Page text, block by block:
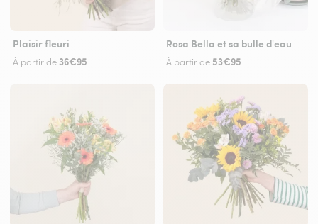
Plaisir fleuri
À partir de 36€95
Rosa Bella et sa bulle d'eau
À partir de 53€95